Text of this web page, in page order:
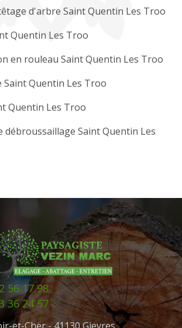
d'arbre Saint Quentin Les Troo
Quentin Les Troo
en rouleau Saint Quentin Les Troo
Saint Quentin Les Troo
Quentin Les Troo
débroussaillage Saint Quentin Les
56 17 98
36 24 57